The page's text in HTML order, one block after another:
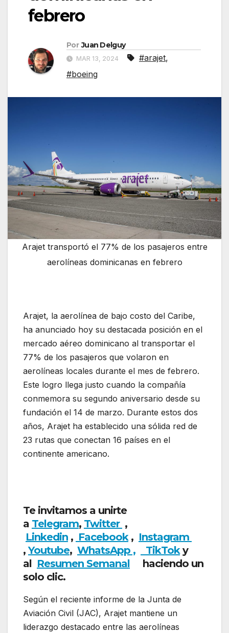
febrero
Por Juan Delguy
MAR 13, 2024 #arajet,
#boeing
Arajet transportó el 77% de los pasajeros entre
aerolíneas dominicanas en febrero
Arajet, la aerolínea de bajo costo del Caribe,
ha anunciado hoy su destacada posición en el
mercado aéreo dominicano al transportar el
77% de los pasajeros que volaron en
aerolíneas locales durante el mes de febrero.
Este logro llega justo cuando la compañía
conmemora su segundo aniversario desde su
fundación el 14 de marzo. Durante estos dos
años, Arajet ha establecido una sólida red de
23 rutas que conectan 16 países en el
continente americano.
Te invitamos a unirte
a Telegram, Twitter ,
Linkedin , Facebook, Instagram
,Youtube, WhatsApp , TikToky
al Resumen Semanal haciendo un
solo clic.
Según el reciente informe de la Junta de
Aviación Civil (JAC), Arajet mantiene un
liderazgo destacado entre las aerolíneas